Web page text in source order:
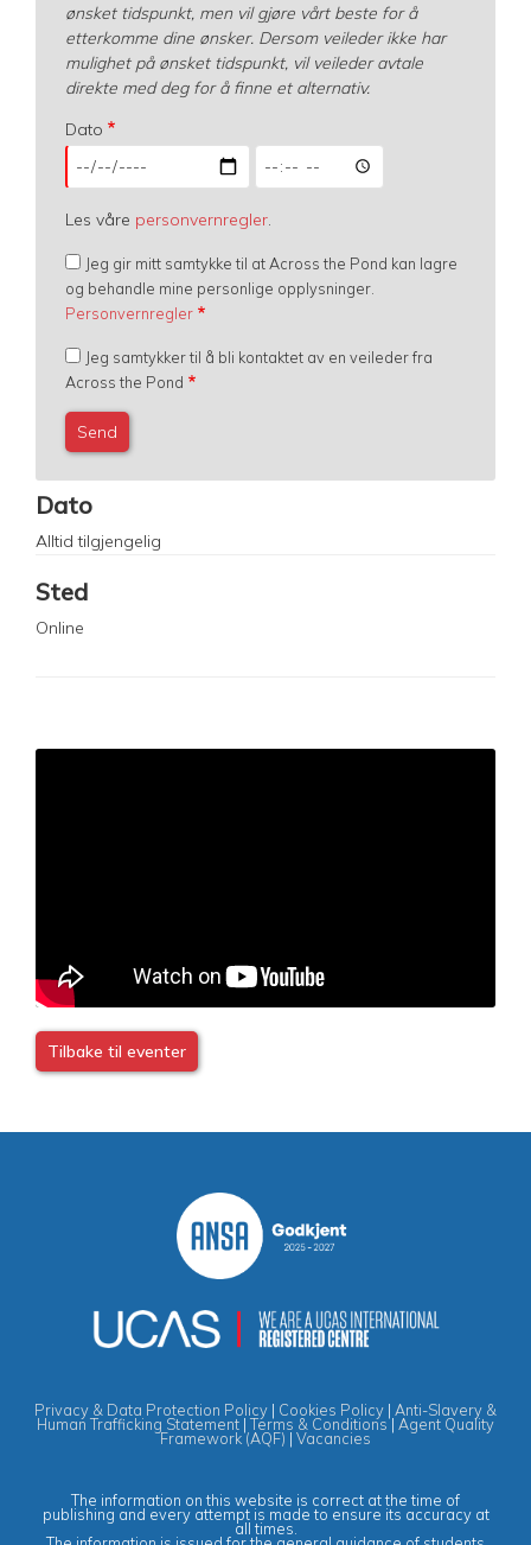
ønsket tidspunkt, men vil gjøre vårt beste for å
etterkomme dine ønsker. Dersom veileder ikke har
mulighet på ønsket tidspunkt, vil veileder avtale
direkte med deg for å finne et alternativ.
Dato
Dato:
Date
Time
Les våre personvernregler.
Jeg gir mitt samtykke til at Across the Pond kan lagre
og behandle mine personlige opplysninger.
Personvernregler
Jeg samtykker til å bli kontaktet av en veileder fra
Across the Pond
Dato
Alltid tilgjengelig
Sted
Online
Tilbake til eventer
Privacy & Data Protection Policy | Cookies Policy | Anti-Slavery &
Human Trafficking Statement | Terms & Conditions| Agent Quality
Framework (AQF) | Vacancies
The information on this website is correct at the time of
publishing and every attempt is made to ensure its accuracy at
all times.